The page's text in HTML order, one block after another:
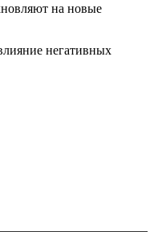
на новые
негативных